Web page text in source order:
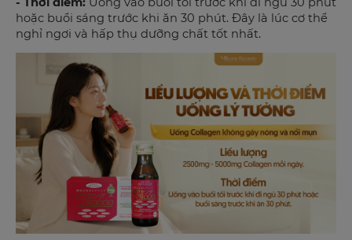
hoặc buổi sáng trước khi ăn 30 phút. Đây là lúc cơ thể
nghỉ ngơi và hấp thụ dưỡng chất tốt nhất.